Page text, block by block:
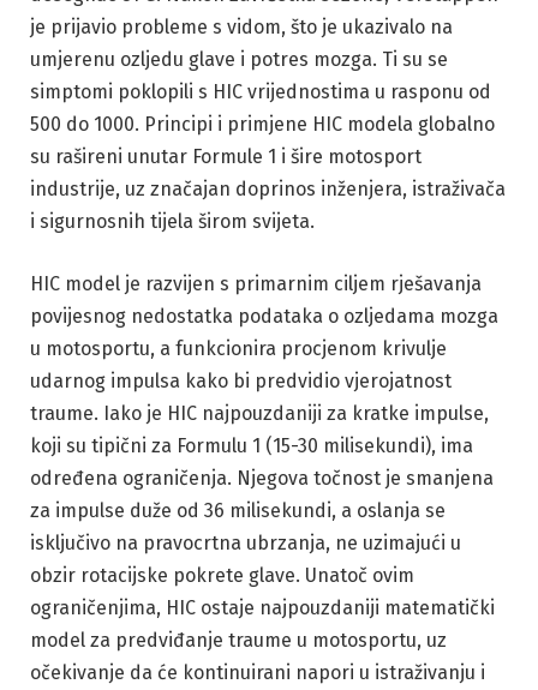
je prijavio probleme s vidom, što je ukazivalo na
umjerenu ozljedu glave i potres mozga. Ti su se
simptomi poklopili s HIC vrijednostima u rasponu od
500 do 1000. Principi i primjene HIC modela globalno
su rašireni unutar Formule 1 i šire motosport
industrije, uz značajan doprinos inženjera, istraživača
i sigurnosnih tijela širom svijeta.
HIC model je razvijen s primarnim ciljem rješavanja
povijesnog nedostatka podataka o ozljedama mozga
u motosportu, a funkcionira procjenom krivulje
udarnog impulsa kako bi predvidio vjerojatnost
traume. Iako je HIC najpouzdaniji za kratke impulse,
koji su tipični za Formulu 1 (15-30 milisekundi), ima
određena ograničenja. Njegova točnost je smanjena
za impulse duže od 36 milisekundi, a oslanja se
isključivo na pravocrtna ubrzanja, ne uzimajući u
obzir rotacijske pokrete glave. Unatoč ovim
ograničenjima, HIC ostaje najpouzdaniji matematički
model za predviđanje traume u motosportu, uz
očekivanje da će kontinuirani napori u istraživanju i